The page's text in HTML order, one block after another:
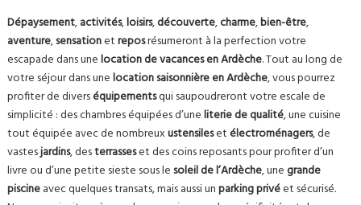
Dépaysement,activités,loisirs,découverte,charme,bien-être,
aventure,sensationetreposrésumeront à la perfection votre
escapade dans unelocation de vacances en Ardèche. Tout au long de
votre séjour dans unelocation saisonnière en Ardèche, vous pourrez
profiter de diverséquipementsqui saupoudreront votre escale de
simplicité : des chambres équipées d’uneliterie de qualité, une cuisine
tout équipée avec de nombreuxustensilesetélectroménagers, de
vastesjardins, desterrasseset des coins reposants pour profiter d’un
livre ou d’une petite sieste sous le soleil de l’Ardèche, unegrande
piscineavec quelques transats, mais aussi unparking privéet sécurisé.